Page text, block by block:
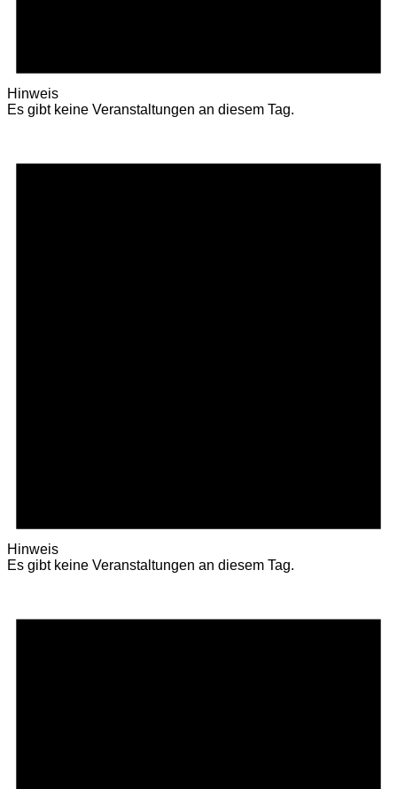
Hinweis
Es gibt keine Veranstaltungen an diesem Tag.
Hinweis
Es gibt keine Veranstaltungen an diesem Tag.